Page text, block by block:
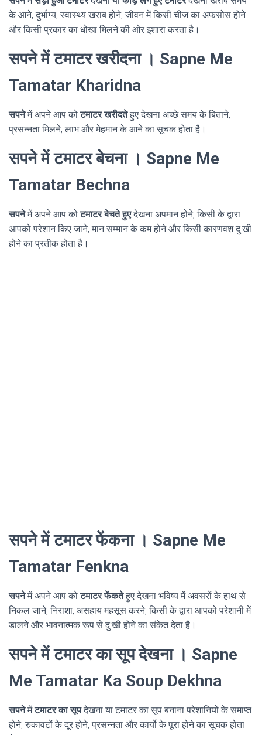
के आने, दुर्भाग्य, स्वास्थ्य खराब होने, जीवन में किसी चीज का अफसोस होने
और किसी प्रकार का धोखा मिलने की ओर इशारा करता है।
सपने में टमाटर खरीदना । Sapne Me
Tamatar Kharidna
सपनेमें अपने आप कोटमाटर खरीदतेहुए देखना अच्छे समय के बिताने,
प्रसन्नता मिलने, लाभ और मेहमान के आने का सूचक होता है।
सपने में टमाटर बेचना । Sapne Me
Tamatar Bechna
सपनेमें अपने आप कोटमाटर बेचते हुएदेखना अपमान होने, किसी के द्वारा
आपको परेशान किए जाने, मान सम्मान के कम होने और किसी कारणवश दु:खी
होने का प्रतीक होता है।
सपने में टमाटर फेंकना । Sapne Me
Tamatar Fenkna
सपनेमें अपने आप कोटमाटर फेंकतेहुए देखना भविष्य में अवसरों के हाथ से
निकल जाने, निराशा, असहाय महसूस करने, किसी के द्वारा आपको परेशानी में
डालने और भावनात्मक रूप से दु:खी होने का संकेत देता है।
सपने में टमाटर का सूप देखना । Sapne
Me Tamatar Ka Soup Dekhna
सपनेमेंटमाटर का सूपदेखना या टमाटर का सूप बनाना परेशानियों के समाप्त
होने, रुकावटों के दूर होने, प्रसन्नता और कार्यो के पूरा होने का सूचक होता